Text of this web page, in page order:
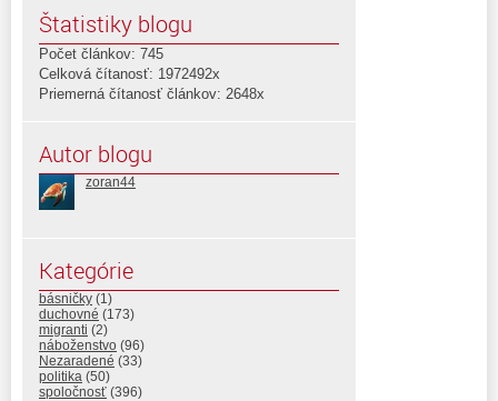
Štatistiky blogu
Počet článkov: 745
Celková čítanosť: 1972492x
Priemerná čítanosť článkov: 2648x
Autor blogu
zoran44
Kategórie
básničky (1)
duchovné (173)
migranti (2)
náboženstvo (96)
Nezaradené (33)
politika (50)
spoločnosť (396)